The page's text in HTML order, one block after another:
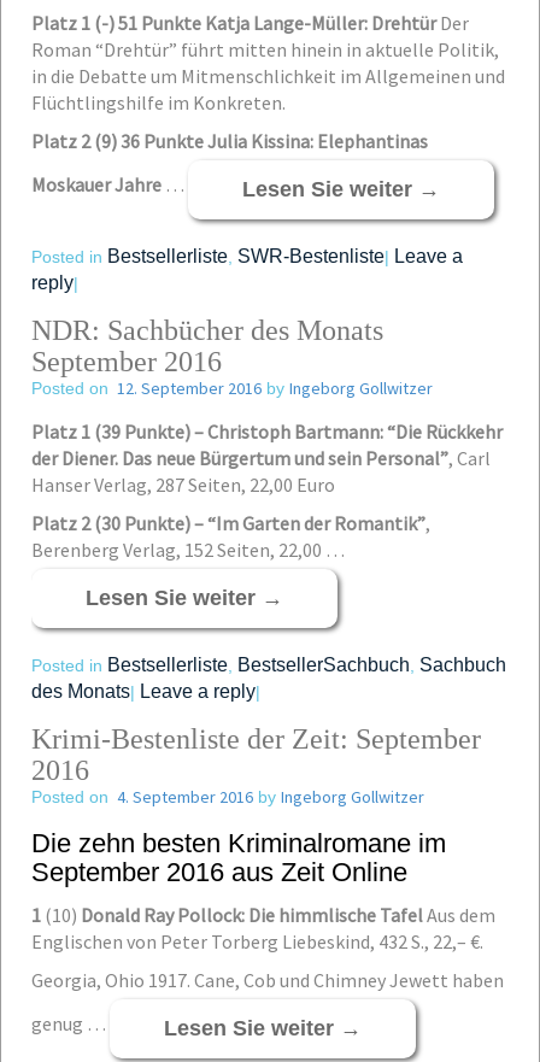
Platz 1 (-) 51 Punkte Katja Lange-Müller: DrehtürDer
Roman “Drehtür” führt mitten hinein in aktuelle Politik,
in die Debatte um Mitmenschlichkeit im Allgemeinen und
Flüchtlingshilfe im Konkreten.
Platz 2 (9) 36 Punkte Julia Kissina: Elephantinas
Moskauer Jahre … Lesen Sie weiter →
Posted in Bestsellerliste SWR-Bestenliste| Leave a
reply|
NDR: Sachbücher des Monats
September 2016
Posted on 12. September 2016 by Ingeborg Gollwitzer
Platz 1 (39 Punkte) – Christoph Bartmann: “Die Rückkehr
der Diener. Das neue Bürgertum und sein Personal”, Carl
Hanser Verlag, 287 Seiten, 22,00 Euro
Platz 2 (30 Punkte) – “Im Garten der Romantik”,
Berenberg Verlag, 152 Seiten, 22,00 …
Lesen Sie weiter →
Posted in Bestsellerliste BestsellerSachbuch Sachbuch
des Monats| Leave a reply|
Krimi-Bestenliste der Zeit: September
2016
Posted on 4. September 2016 by Ingeborg Gollwitzer
Die zehn besten Kriminalromane im
September 2016 aus Zeit Online
1 (10) Donald Ray Pollock: Die himmlische TafelAus dem
Englischen von Peter Torberg Liebeskind, 432 S., 22,– €.
Georgia, Ohio 1917. Cane, Cob und Chimney Jewett haben
genug …
Lesen Sie weiter →